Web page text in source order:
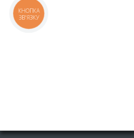
КНОПКА
ЗВ'ЯЗКУ